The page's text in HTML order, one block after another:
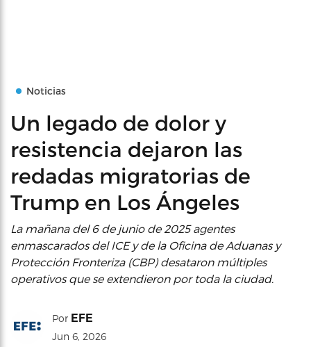
Noticias
Un legado de dolor y
resistencia dejaron las
redadas migratorias de
Trump en Los Ángeles
La mañana del 6 de junio de 2025 agentes
enmascarados del ICE y de la Oficina de Aduanas y
Protección Fronteriza (CBP) desataron múltiples
operativos que se extendieron por toda la ciudad.
Por EFE
Jun 6, 2026